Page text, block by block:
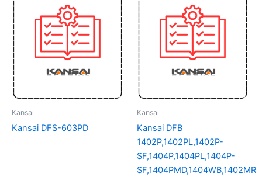
Kansai
Kansai DFS-603PD
Kansai
Kansai DFB
1402P,1402PL,1402P-
SF,1404P,1404PL,1404P-
SF,1404PMD,1404WB,1402MR